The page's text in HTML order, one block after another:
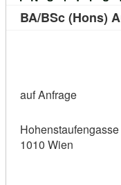
BA/BSc (Hons)
auf Anfrage
1010 Wien